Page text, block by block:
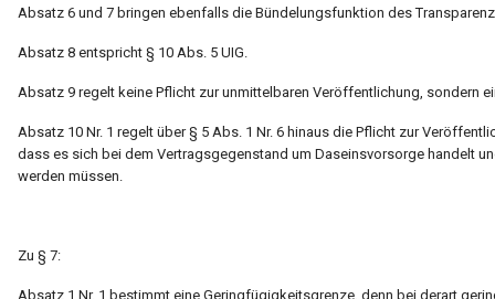
Absatz 6 und 7 bringen ebenfalls die Bündelungsfunktion des
Absatz 8 entspricht § 10 Abs. 5 UIG.
Absatz 9 regelt keine Pflicht zur unmittelbaren Veröffentlichung, sondern
Absatz 10 Nr. 1 regelt über § 5 Abs. 1 Nr. 6 hinaus die Pflicht zur
dass es sich bei dem Vertragsgegenstand um Daseinsvorsorge handelt
werden müssen.
Zu § 7:
Absatz 1 Nr. 1 bestimmt eine Geringfügigkeitsgrenze, denn bei derart